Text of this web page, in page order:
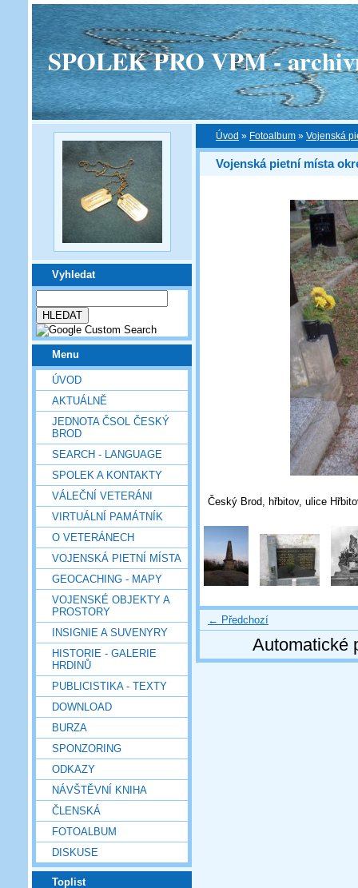
SPOLEK PRO VPM -
Vyhledat
Menu
ÚVOD
AKTUÁLNĚ
JEDNOTA ČSOL ČESKÝ
BROD
SEARCH - LANGUAGE
SPOLEK A KONTAKTY
VÁLEČNÍ VETERÁNI
VIRTUÁLNÍ PAMÁTNÍK
O VETERÁNECH
VOJENSKÁ PIETNÍ MÍSTA
GEOCACHING - MAPY
VOJENSKÉ OBJEKTY A
PROSTORY
INSIGNIE A SUVENYRY
HISTORIE - GALERIE
HRDINŮ
PUBLICISTIKA - TEXTY
DOWNLOAD
BURZA
SPONZORING
ODKAZY
NÁVŠTĚVNÍ KNIHA
ČLENSKÁ
FOTOALBUM
DISKUSE
Toplist
Úvod » Fotoalbum » Vojenská
Vojenská pietní místa
Český Brod, hřbitov, ulice
← Předchozí
Automatické